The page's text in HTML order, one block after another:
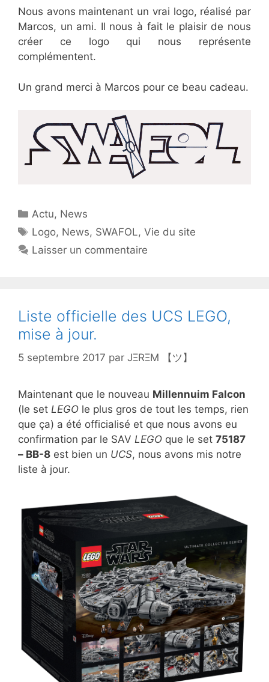
Nous avons maintenant un vrai logo, réalisé par
Marcos, un ami. Il nous à fait le plaisir de nous
créer ce logo qui nous représente
complémentent.
Un grand merci à Marcos pour ce beau cadeau.
Catégories
Actu, News
Étiquettes
Logo, News, SWAFOL,Vie du site
Laisser un commentaire
Liste officielle des UCS LEGO,
mise à jour.
5 septembre 2017 par JΞRΞM 【ツ】
Maintenant que le nouveau Millennuim Falcon
(le set LEGO le plus gros de tout les temps, rien
que ça) a été officialisé et que nous avons eu
confirmation par le SAV LEGO que le set 75187
– BB-8 est bien un UCS, nous avons mis notre
liste à jour.